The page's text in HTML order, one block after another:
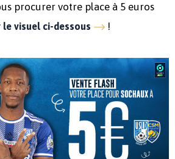
procurer votre place à 5 euros
visuel ci-dessous !